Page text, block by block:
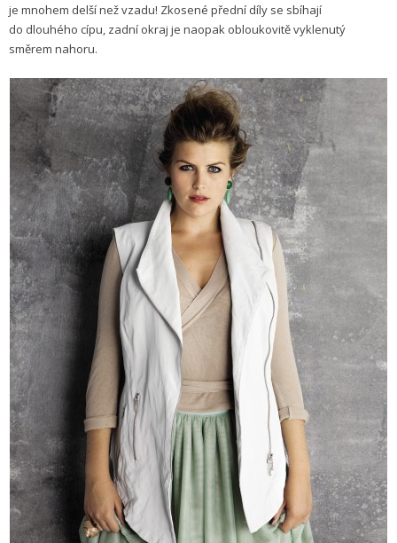
je mnohem delší než vzadu! Zkosené přední díly se sbíhají
do dlouhého cípu, zadní okraj je naopak obloukovitě vyklenutý
směrem nahoru.